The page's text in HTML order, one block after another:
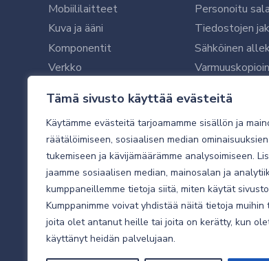
Tämä sivusto käyttää evästeitä
Käytämme evästeitä tarjoamamme sisällön ja
räätälöimiseen, sosiaalisen median ominaisuuksien
tukemiseen ja kävijämäärämme analysoimiseen.
jaamme sosiaalisen median, mainosalan ja
kumppaneillemme tietoja siitä, miten käytät
Kumppanimme voivat yhdistää näitä tietoja muihin
joita olet antanut heille tai joita on kerätty, kun
käyttänyt heidän palvelujaan.
Mobiililaitteet
Kuva ja ääni
Komponentit
Verkko
Oheislaitteet
Personoitu
Tiedostojen
Sähköinen
Microsoft 365
WithSecure
WithSecuren
Valvottu